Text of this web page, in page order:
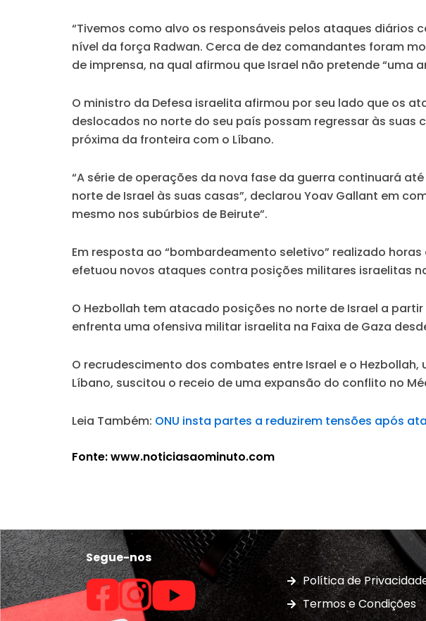
“Tivemos como alvo os responsáveis pelos ataques diários
nível da força Radwan. Cerca de dez comandantes foram
de imprensa, na qual afirmou que Israel não pretende “uma
O ministro da Defesa israelita afirmou por seu lado que os
deslocados no norte do seu país possam regressar às
próxima da fronteira com o Líbano.
“A série de operações da nova fase da guerra continuará
norte de Israel às suas casas”, declarou Yoav Gallant em
mesmo nos subúrbios de Beirute”.
Em resposta ao “bombardeamento seletivo” realizado
efetuou novos ataques contra posições militares israelitas
O Hezbollah tem atacado posições no norte de Israel a
enfrenta uma ofensiva militar israelita na Faixa de Gaza
O recrudescimento dos combates entre Israel e o
Líbano, suscitou o receio de uma expansão do conflito no
Leia Também: ONU insta partes a reduzirem tensões após
Fonte: www.noticiasaominuto.com
Segue-nos
Política de
Termos e Condições